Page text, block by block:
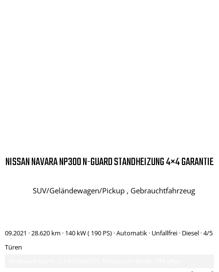
NISSAN NAVARA NP300 N-GUARD STANDHEIZUNG 4×4 GARANTIE
SUV/Geländewagen/Pickup , Gebrauchtfahrzeug
09.2021 ·28.620 km · 140 kW ( 190 PS) · Automatik · Unfallfrei · Diesel · 4/5
Türen